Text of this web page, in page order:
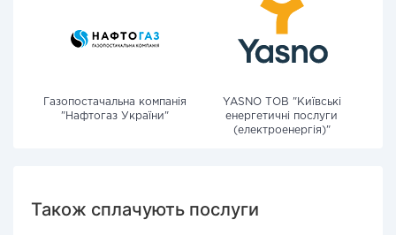
Газопостачальна компанія
"Нафтогаз України"
YASNO ТОВ "Київські
енергетичні послуги
(електроенергія)"
Також сплачують послуги